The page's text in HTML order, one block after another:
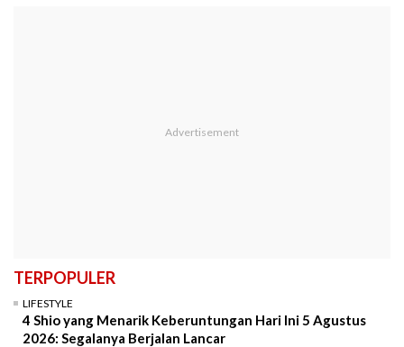
TERPOPULER
LIFESTYLE
4 Shio yang Menarik Keberuntungan Hari Ini 5 Agustus
2026: Segalanya Berjalan Lancar